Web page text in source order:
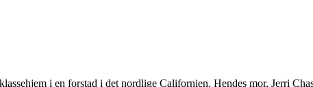
i en forstad i det nordlige Californien. Hendes mor, Jerri